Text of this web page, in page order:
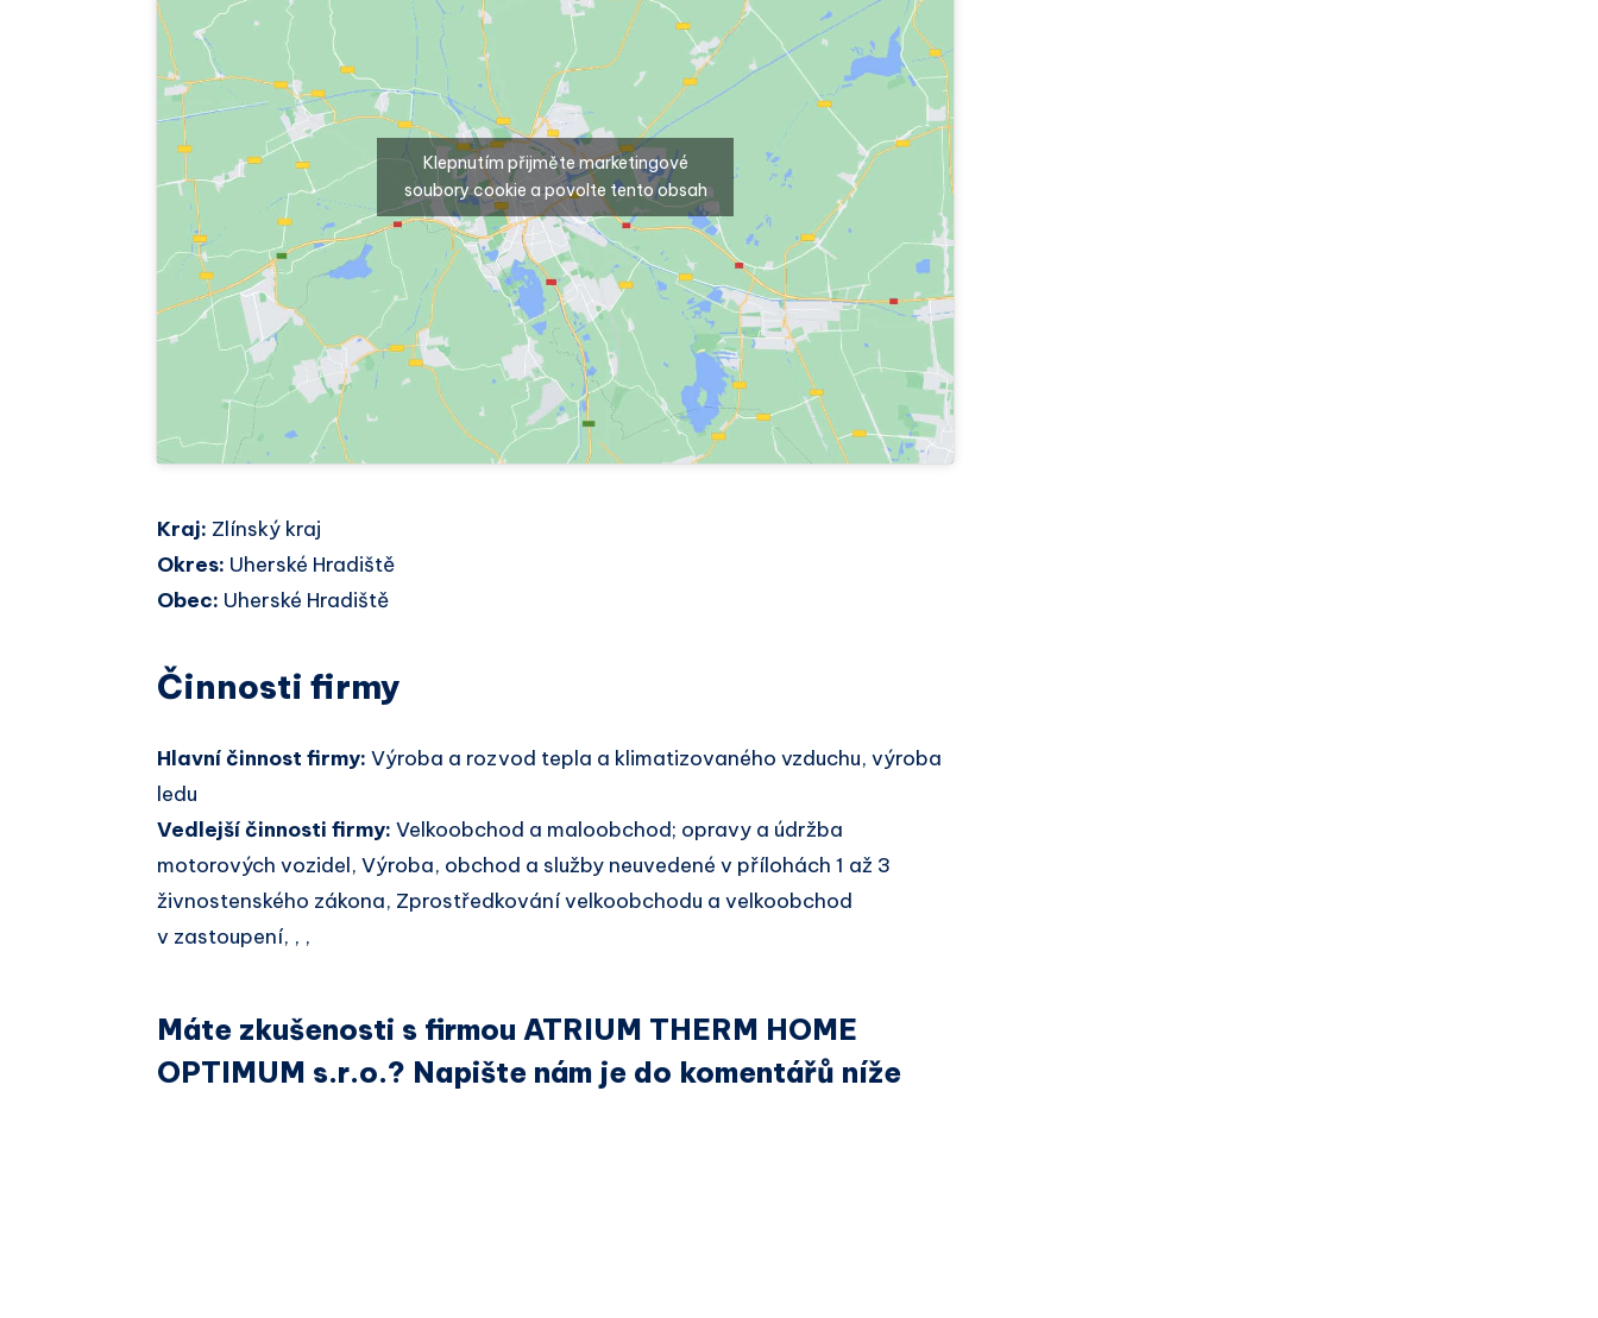
Klepnutím přijměte marketingové
soubory cookie a povolte tento obsah
Kraj: Zlínský kraj
Okres: Uherské Hradiště
Obec: Uherské Hradiště
Činnosti firmy
Hlavní činnost firmy: Výroba a rozvod tepla a klimatizovaného vzduchu, výroba
ledu
Vedlejší činnosti firmy: Velkoobchod a maloobchod; opravy a údržba
motorových vozidel, Výroba, obchod a služby neuvedené v přílohách 1 až 3
živnostenského zákona, Zprostředkování velkoobchodu a velkoobchod
v zastoupení, , ,
Máte zkušenosti s firmou ATRIUM THERM HOME
OPTIMUM s.r.o.? Napište nám je do komentářů níže